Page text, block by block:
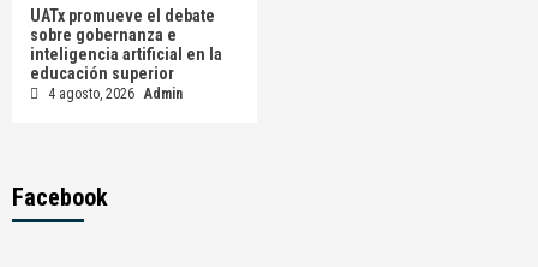
UATx promueve el debate
sobre gobernanza e
inteligencia artificial en la
educación superior
4 agosto, 2026 Admin
Facebook